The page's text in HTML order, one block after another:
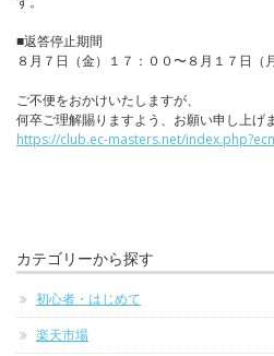
■返答停止期間
８月７日（金）１７：００〜８月１７日（
ご不便をおかけいたしますが、
何卒ご理解賜りますよう、お願い申し上げま
https://club.ec-masters.net/
カテゴリーから探す
初心者・はじめて
楽天市場